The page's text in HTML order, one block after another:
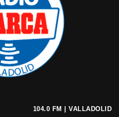
104.0 FM | VALLADOLID